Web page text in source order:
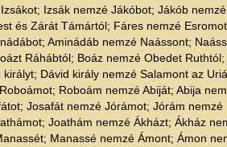
Izsák nemzé Jákóbot; Jákób
és Zárát Támártól; Fáres nemzé
Aminádáb nemzé Naássont;
Ráhábtól; Boáz nemzé Obedet
királyt; Dávid király nemzé Salamont az
Roboám nemzé Abiját; Abija
Josafát nemzé Jórámot; Jórám nemzé
Joathám nemzé Ákházt; Ákház
Manassé nemzé Ámont; Ámon